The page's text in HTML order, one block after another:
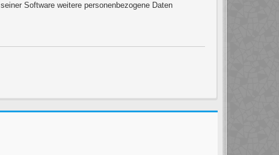
Software weitere personenbezogene Daten